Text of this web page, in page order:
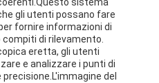
sistema
gli utenti possano fare
fornire informazioni di
di rilevamento.
eretta, gli utenti
e analizzare i punti di
del